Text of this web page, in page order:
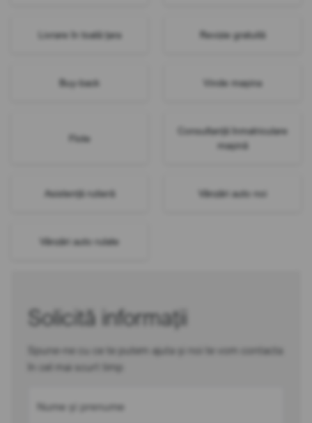
Livrare în toată țara Revizie gratuită
Buy-back Vinde mașina
Flote
Consultanță înmatriculare
mașină
Asistență rutieră Vânzări auto noi
Vânzări auto rulate
Solicită informații
Spune-ne cu ce te putem ajuta și noi te vom contacta
în cel mai scurt timp
Nume și prenume